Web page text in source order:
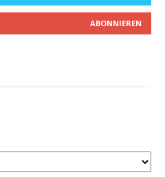
ABONNIEREN